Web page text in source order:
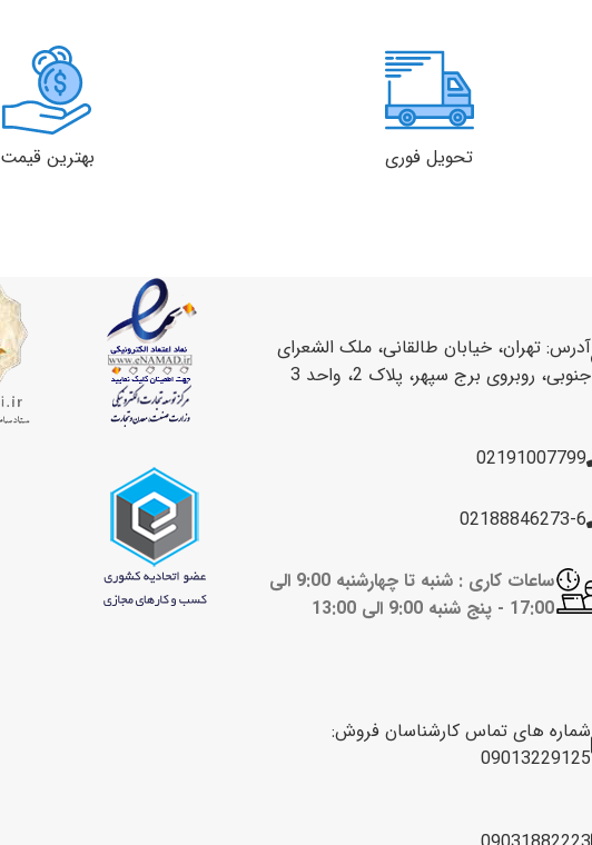
بهترین قیمت تحویل فوری
آدرس: تهران، خیابان طالقانی، ملک الشعرای
جنوبی، روبروی برج سپهر، پلاک 2، واحد 3
02191007799
02188846273-6
ساعات کاری : شنبه تا چهارشنبه 9:00 الی
17:00 -
پنج شنبه 9:00 الی 13:00
شماره های تماس کارشناسان فروش:
09013229125